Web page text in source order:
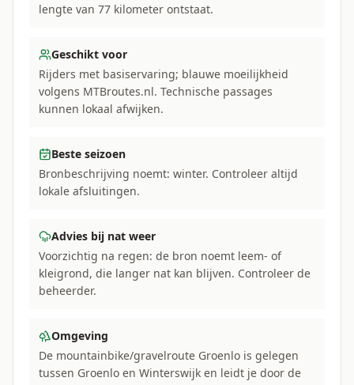
lengte van 77 kilometer ontstaat.
Geschikt voor
Rijders met basiservaring; blauwe moeilijkheid
volgens MTBroutes.nl. Technische passages
kunnen lokaal afwijken.
Beste seizoen
Bronbeschrijving noemt: winter. Controleer altijd
lokale afsluitingen.
Advies bij nat weer
Voorzichtig na regen: de bron noemt leem- of
kleigrond, die langer nat kan blijven. Controleer de
beheerder.
Omgeving
De mountainbike/gravelroute Groenlo is gelegen
tussen Groenlo en Winterswijk en leidt je door de